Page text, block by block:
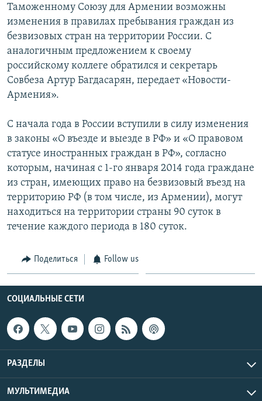
Таможенному Союзу для Армении возможны
изменения в правилах пребывания граждан из
безвизовых стран на территории России. С
аналогичным предложением к своему
российскому коллеге обратился и секретарь
Совбеза Артур Багдасарян, передает «Новости-
Армения».
С начала года в России вступили в силу изменения
в законы «О въезде и выезде в РФ» и «О правовом
статусе иностранных граждан в РФ», согласно
которым, начиная с 1-го января 2014 года граждане
из стран, имеющих право на безвизовый въезд на
территорию РФ (в том числе, из Армении), могут
находиться на территории страны 90 суток в
течение каждого периода в 180 суток.
Поделиться Follow us
СОЦИАЛЬНЫЕ СЕТИ
РАЗДЕЛЫ
МУЛЬТИМЕДИА